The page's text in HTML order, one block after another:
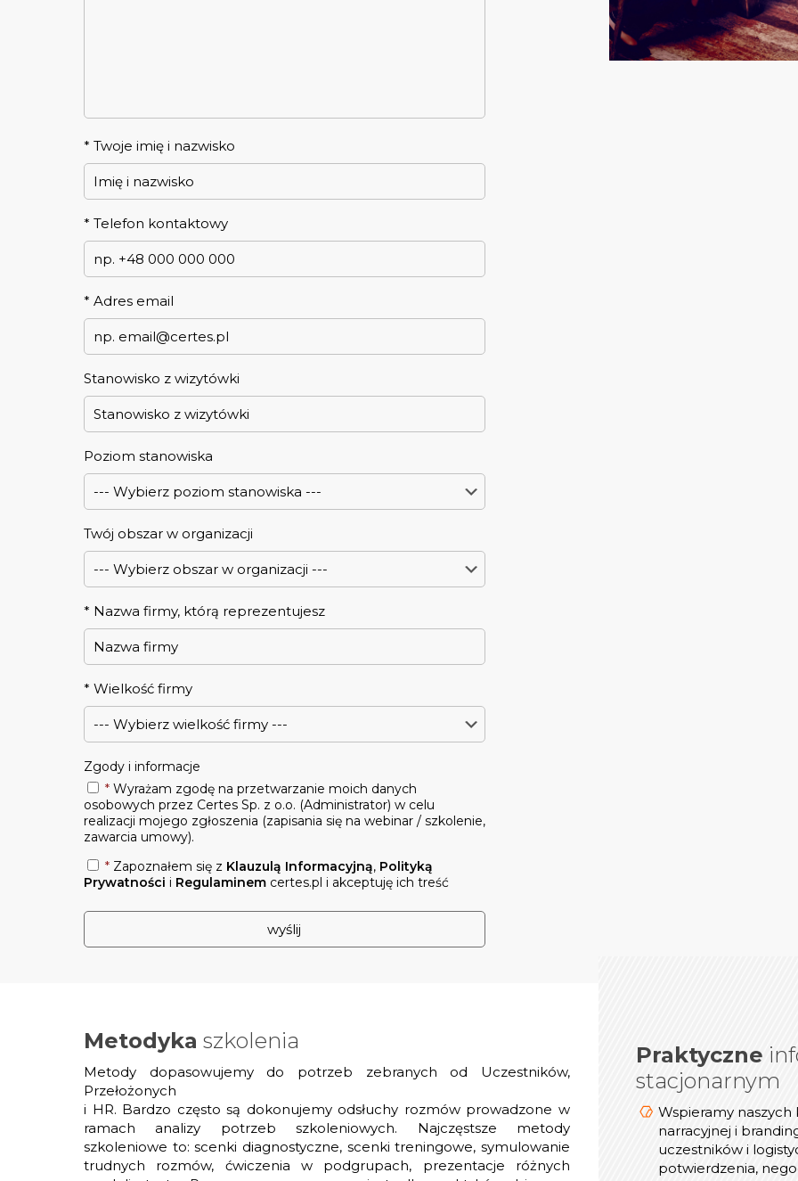
* Twoje imię i nazwisko
* Telefon kontaktowy
* Adres email
Stanowisko z wizytówki
Poziom stanowiska
Twój obszar w organizacji
* Nazwa firmy, którą reprezentujesz
* Wielkość firmy
Zgody i informacje
* Wyrażam zgodę na przetwarzanie moich danych
osobowych przez Certes Sp. z o.o. (Administrator) w celu
realizacji mojego zgłoszenia (zapisania się na webinar / szkolenie,
zawarcia umowy).
* Zapoznałem się z Klauzulą Informacyjną, Polityką
Prywatności i Regulaminem certes.pl i akceptuję ich treść
Metodyka szkolenia
Metody dopasowujemy do potrzeb zebranych od Uczestników,
Przełożonych
i HR. Bardzo często są dokonujemy odsłuchy rozmów prowadzone w
ramach analizy potrzeb szkoleniowych. Najczęstsze metody
szkoleniowe to: scenki diagnostyczne, scenki treningowe, symulowanie
trudnych rozmów, ćwiczenia w podgrupach, prezentacje różnych
Praktyczne
stacjonarnym
Wspieramy
narracyjnej i
uczestników i
potwierdzenia,
Dostosowujemy
Teams, Cisco
Podczas